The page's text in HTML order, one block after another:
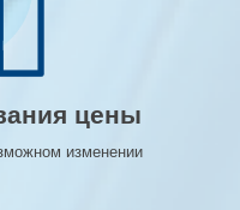
цены
изменении